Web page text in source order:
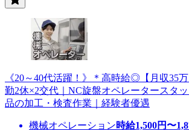
《20～40代活躍！》＊高時給◎【月収35
勤2休×2交代｜NC旋盤オペレータースタ
品の加工・検査作業｜経験者優遇
機械オペレーション時給1,500円〜